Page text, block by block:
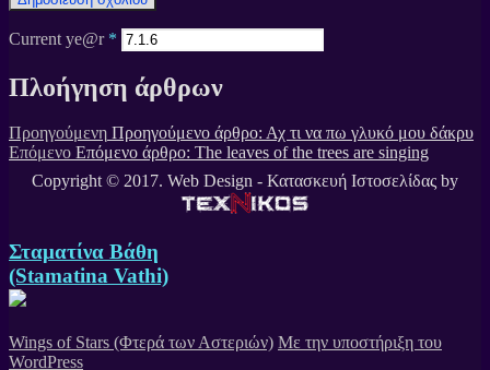
Current ye@r *
Πλοήγηση άρθρων
Προηγούμενη Προηγούμενο άρθρο: Αχ τι να πω γλυκό μου δάκρυ
Επόμενο Επόμενο άρθρο: The leaves of the trees are singing
Copyright © 2017. Web Design - Κατασκευή Ιστοσελίδας by
Σταματίνα Βάθη
(Stamatina Vathi)
Wings of Stars (Φτερά των Αστεριών) Με την υποστήριξη του
WordPress